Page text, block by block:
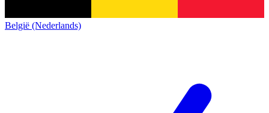
België (Nederlands)